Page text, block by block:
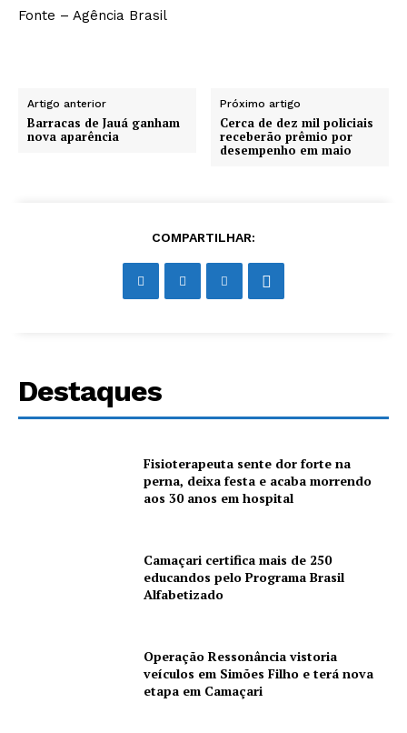
Fonte – Agência Brasil
Artigo anterior
Barracas de Jauá ganham
nova aparência
Próximo artigo
Cerca de dez mil policiais
receberão prêmio por
desempenho em maio
COMPARTILHAR:
Destaques
Fisioterapeuta sente dor forte na
perna, deixa festa e acaba morrendo
aos 30 anos em hospital
Camaçari certifica mais de 250
educandos pelo Programa Brasil
Alfabetizado
Operação Ressonância vistoria
veículos em Simões Filho e terá nova
etapa em Camaçari